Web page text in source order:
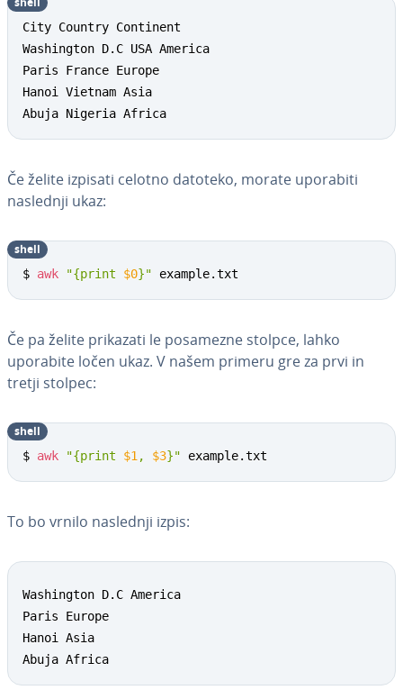
City Country Continent
Washington D.C USA America
Paris France Europe
Hanoi Vietnam Asia
Abuja Nigeria Africa
Če želite izpisati celotno datoteko, morate uporabiti
naslednji ukaz:
$ awk "{print $0}" example.txt
shell
Če pa želite prikazati le posamezne stolpce, lahko
uporabite ločen ukaz. V našem primeru gre za prvi in
tretji stolpec:
$ awk "{print $1 , $3}" example.txt
shell
To bo vrnilo naslednji izpis:
Washington D.C America
Paris Europe
Hanoi Asia
Abuja Africa